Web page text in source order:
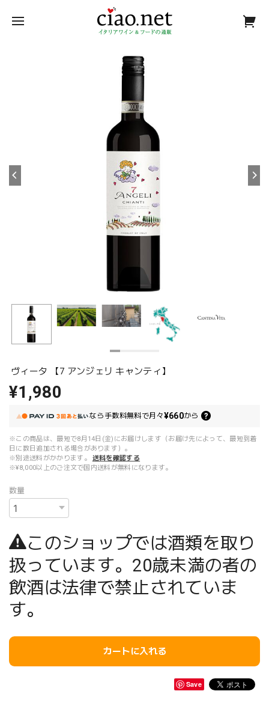
ヴィータ 【7 アンジェリ キャンティ】
¥1,980
なら 手数料無料で月々¥660から
※この商品は、最短で8月14日(金)にお届けします（お届け先によって、最短到着
日に数日追加される場合があります）。
※別途送料がかかります。
送料を確認する
※¥8,000以上のご注文で国内送料が無料になります。
数量
このショップでは酒類を取り
扱っています。20歳未満の者の
飲酒は法律で禁止されていま
す。
カートに入れる
Save